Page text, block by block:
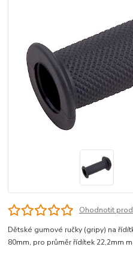
Ohodnotit
Dětské gumové ručky (gripy) na
80mm, pro průměr řídítek 22,2mm